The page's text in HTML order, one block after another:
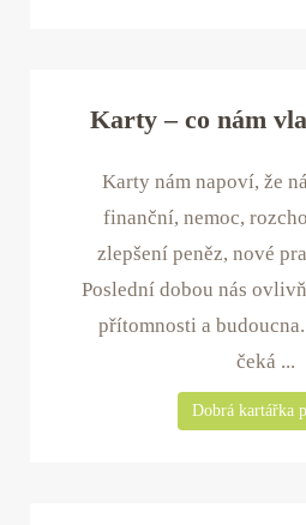
Karty – co nám
Karty nám napoví, že
finanční, nemoc,
zlepšení peněz, nové
Poslední dobou nás
přítomnosti a
čeká ...
Dobrá kartářka